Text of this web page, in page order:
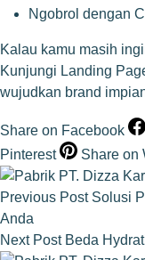
Ngobrol dengan
Kalau kamu masih
Kunjungi Landing
wujudkan brand
Share on Facebook
Pinterest
Share on
Previous Post Solusi
Anda
Next Post Beda